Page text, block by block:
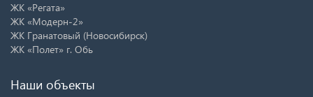
ЖК «Регата»
ЖК «Модерн-2»
ЖК Гранатовый (Новосибирск)
ЖК «Полет» г. Обь
Наши объекты